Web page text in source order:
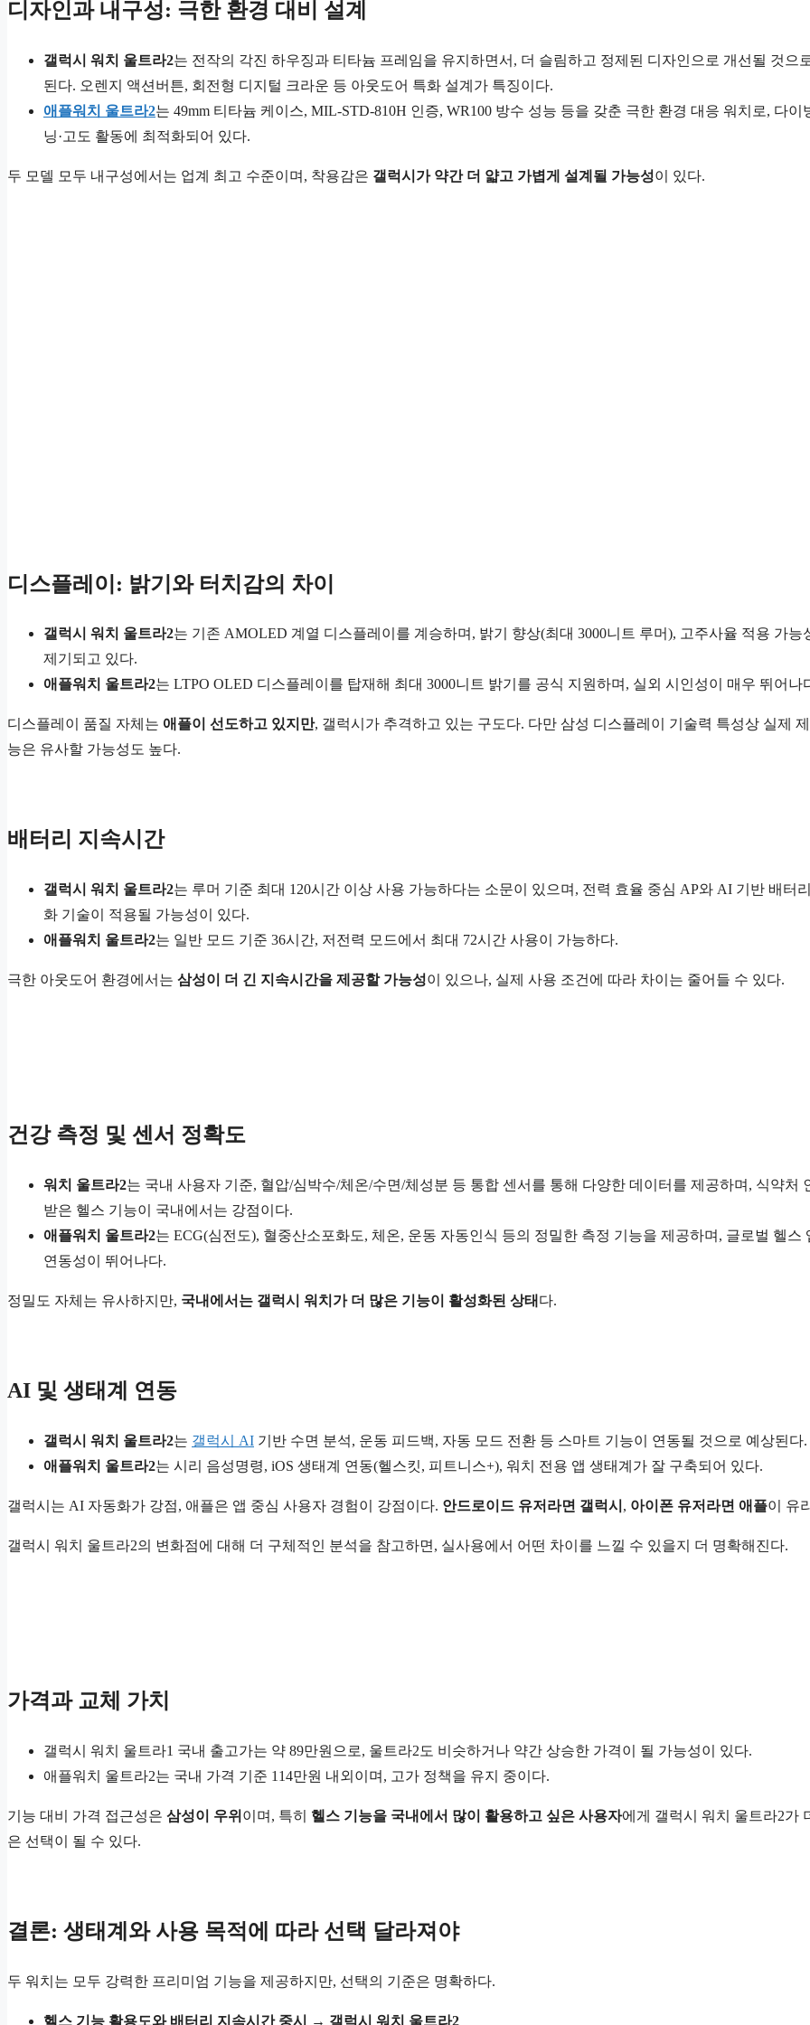
디자인과 내구성: 극한 환경 대비 설계
갤럭시 워치 울트라2는 전작의 각진 하우징과 티타늄 프레임을 유지하면서, 더 슬림하고 정제된 디자인으로 개선될 것으
된다. 오렌지 액션버튼, 회전형 디지털 크라운 등 아웃도어 특화 설계가 특징이다.
애플워치 울트라2는 49mm 티타늄 케이스, MIL-STD-810H 인증, WR100 방수 성능 등을 갖춘 극한 환경 대응 워치로, 다이
닝·고도 활동에 최적화되어 있다.
두 모델 모두 내구성에서는 업계 최고 수준이며, 착용감은 갤럭시가 약간 더 얇고 가볍게 설계될 가능성이 있다.
디스플레이: 밝기와 터치감의 차이
갤럭시 워치 울트라2는 기존 AMOLED 계열 디스플레이를 계승하며, 밝기 향상(최대 3000니트 루머), 고주사율 적용 가능
제기되고 있다.
애플워치 울트라2는 LTPO OLED 디스플레이를 탑재해 최대 3000니트 밝기를 공식 지원하며, 실외 시인성이 매우 뛰어나
디스플레이 품질 자체는 애플이 선도하고 있지만, 갤럭시가 추격하고 있는 구도다. 다만 삼성 디스플레이 기술력 특성상 실제
능은 유사할 가능성도 높다.
배터리 지속시간
갤럭시 워치 울트라2는 루머 기준 최대 120시간 이상 사용 가능하다는 소문이 있으며, 전력 효율 중심 AP와 AI 기반 배터
화 기술이 적용될 가능성이 있다.
애플워치 울트라2는 일반 모드 기준 36시간, 저전력 모드에서 최대 72시간 사용이 가능하다.
극한 아웃도어 환경에서는 삼성이 더 긴 지속시간을 제공할 가능성이 있으나, 실제 사용 조건에 따라 차이는 줄어들 수 있다.
건강 측정 및 센서 정확도
워치 울트라2는 국내 사용자 기준, 혈압/심박수/체온/수면/체성분 등 통합 센서를 통해 다양한 데이터를 제공하며, 식약처
받은 헬스 기능이 국내에서는 강점이다.
애플워치 울트라2는 ECG(심전도), 혈중산소포화도, 체온, 운동 자동인식 등의 정밀한 측정 기능을 제공하며, 글로벌 헬스
연동성이 뛰어나다.
정밀도 자체는 유사하지만, 국내에서는 갤럭시 워치가 더 많은 기능이 활성화된 상태 다.
AI 및 생태계 연동
갤럭시 워치 울트라2는 갤럭시 AI 기반 수면 분석, 운동 피드백, 자동 모드 전환 등 스마트 기능이 연동될 것으로 예상된다.
애플워치 울트라2는 시리 음성명령, iOS 생태계 연동(헬스킷, 피트니스+), 워치 전용 앱 생태계가 잘 구축되어 있다.
갤럭시는 AI 자동화가 강점, 애플은 앱 중심 사용자 경험이 강점이다. 안드로이드 유저라면 갤럭시 , 아이폰 유저라면 애플이 유
갤럭시 워치 울트라2의 변화점에 대해 더 구체적인 분석을 참고하면, 실사용에서 어떤 차이를 느낄 수 있을지 더 명확해진다.
가격과 교체 가치
갤럭시 워치 울트라1 국내 출고가는 약 89만원으로, 울트라2도 비슷하거나 약간 상승한 가격이 될 가능성이 있다.
애플워치 울트라2는 국내 가격 기준 114만원 내외이며, 고가 정책을 유지 중이다.
기능 대비 가격 접근성은 삼성이 우위 이며, 특히 헬스 기능을 국내에서 많이 활용하고 싶은 사용자에게 갤럭시 워치 울트라2가
은 선택이 될 수 있다.
결론: 생태계와 사용 목적에 따라 선택 달라져야
두 워치는 모두 강력한 프리미엄 기능을 제공하지만, 선택의 기준은 명확하다.
헬스 기능 활용도와 배터리 지속시간 중시 → 갤럭시 워치 울트라2